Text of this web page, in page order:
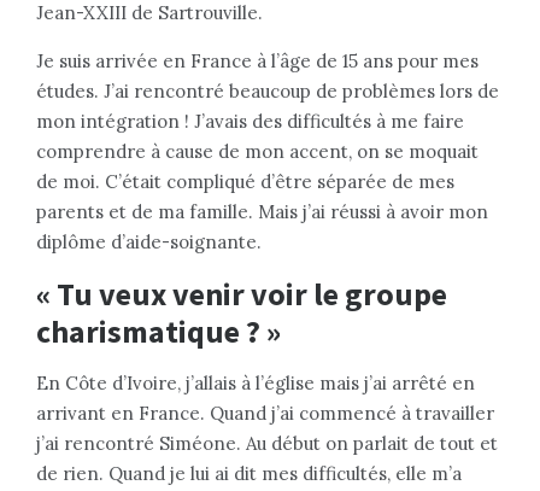
Jean-XXIII de Sartrouville.
Je suis arrivée en France à l’âge de 15 ans pour mes
études. J’ai rencontré beaucoup de problèmes lors de
mon intégration ! J’avais des difficultés à me faire
comprendre à cause de mon accent, on se moquait
de moi. C’était compliqué d’être séparée de mes
parents et de ma famille. Mais j’ai réussi à avoir mon
diplôme d’aide-soignante.
« Tu veux venir voir le groupe
charismatique ? »
En Côte d’Ivoire, j’allais à l’église mais j’ai arrêté en
arrivant en France. Quand j’ai commencé à travailler
j’ai rencontré Siméone. Au début on parlait de tout et
de rien. Quand je lui ai dit mes difficultés, elle m’a